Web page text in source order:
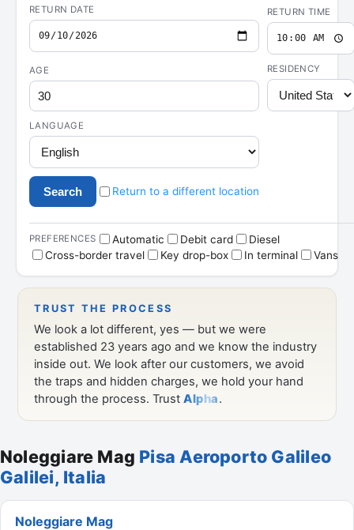
Noleggiare Mag Pisa Aeroporto Galileo
Galilei, Italia
Noleggiare Mag